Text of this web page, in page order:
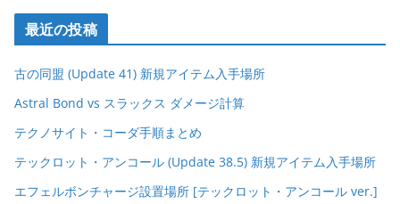
最近の投稿
古の同盟 (Update 41) 新規アイテム入手場所
Astral Bond vs スラックス ダメージ計算
テクノサイト・コーダ手順まとめ
テックロット・アンコール (Update 38.5) 新規アイテム入手場所
エフェルボンチャージ設置場所 [テックロット・アンコール ver.]